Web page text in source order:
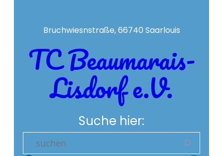
Bruchwiesnstraße, 66740 Saarlouis
TC Beaumarais-
Lisdorf e.V.
Suche hier: